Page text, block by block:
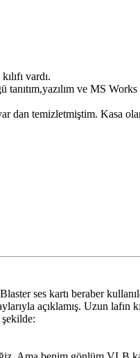
vardı.
ve MS
temizletmiştim. Kasa
ses kartı beraber
açıklamış. Uzun